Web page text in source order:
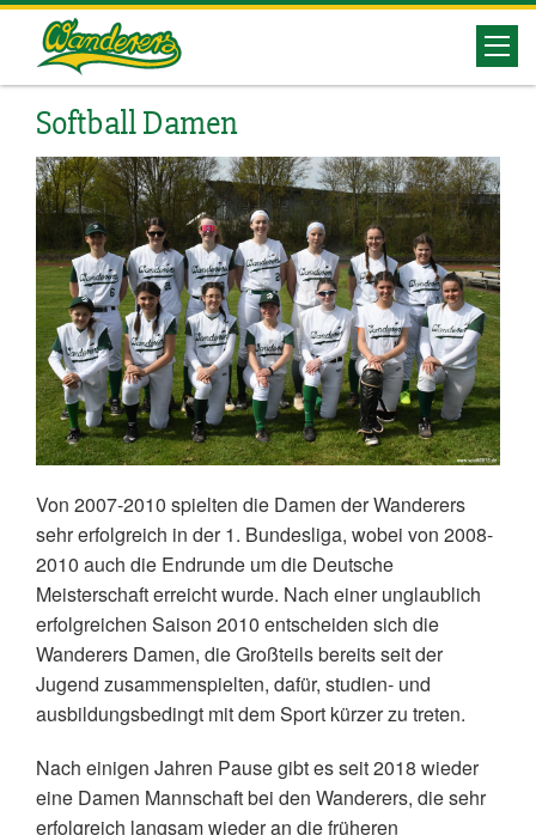
Herrenberg
Wanderers
Softball Damen
Von 2007-2010 spielten die Damen der Wanderers
sehr erfolgreich in der 1. Bundesliga, wobei von 2008-
2010 auch die Endrunde um die Deutsche
Meisterschaft erreicht wurde. Nach einer unglaublich
erfolgreichen Saison 2010 entscheiden sich die
Wanderers Damen, die Großteils bereits seit der
Jugend zusammenspielten, dafür, studien- und
ausbildungsbedingt mit dem Sport kürzer zu treten.
Nach einigen Jahren Pause gibt es seit 2018 wieder
eine Damen Mannschaft bei den Wanderers, die sehr
erfolgreich langsam wieder an die früheren